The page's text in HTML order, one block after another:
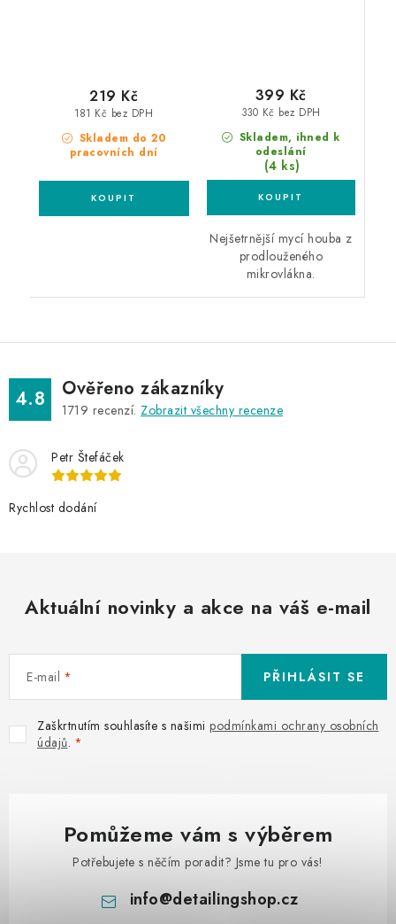
Skladem do 20
pracovních dní
181 Kč bez DPH
219 Kč
Skladem, ihned k
odeslání
(4 ks)
330 Kč bez DPH
399 Kč
Nejšetrnější mycí houba z
prodlouženého
mikrovlákna.
4.8 Ověřeno zákazníky
1719 recenzí. Zobrazit všechny recenze
Petr Štefáček
Rychlost dodání
Aktuální novinky a akce na váš e-mail
E-mail
Zaškrtnutím souhlasíte s našimi podmínkami ochrany osobních
údajů.
PŘIHLÁSIT SE
Pomůžeme vám s výběrem
Potřebujete s něčím poradit? Jsme tu pro vás!
info@detailingshop.cz